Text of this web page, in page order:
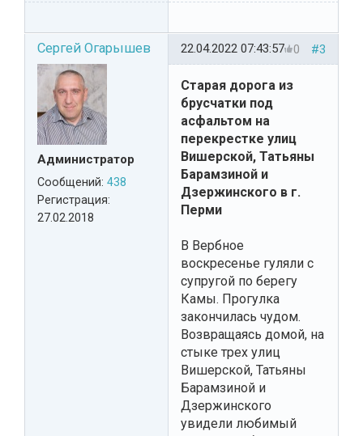
Сергей Огарышев
Администратор
Сообщений: 438
Регистрация:
27.02.2018
#3
0
22.04.2022 07:43:57
Старая дорога из
брусчатки под
асфальтом на
перекрестке улиц
Вишерской, Татьяны
Барамзиной и
Дзержинского в г.
Перми
В Вербное
воскресенье гуляли с
супругой по берегу
Камы. Прогулка
закончилась чудом.
Возвращаясь домой, на
стыке трех улиц
Вишерской, Татьяны
Барамзиной и
Дзержинского
увидели любимый